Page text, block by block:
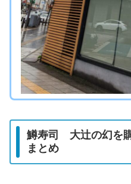
鱒寿司 大辻の幻を
まとめ